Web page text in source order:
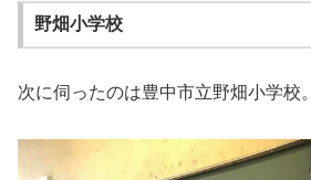
野畑小学校
次に伺ったのは豊中市立野畑小学校。